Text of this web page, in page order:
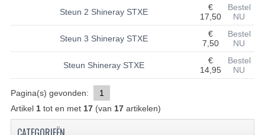
VERLICHTING
WIELEN EN BANDEN
Steun 2 Shineray STXE
€
17,50
Bestel
NU
Steun 3 Shineray STXE
€
7,50
Bestel
NU
Steun Shineray STXE
€
14,95
Bestel
NU
Pagina(s) gevonden:
1
Artikel 1tot en met 17(van 17artikelen)